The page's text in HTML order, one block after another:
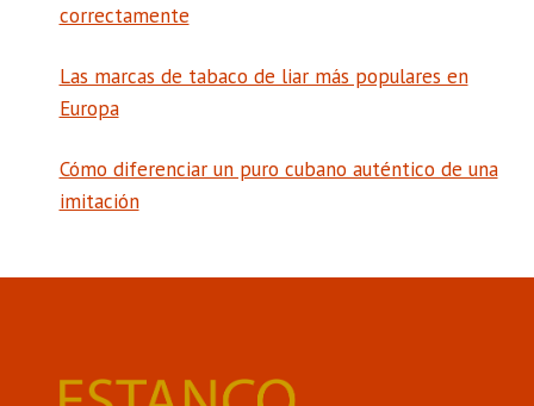
correctamente
Las marcas de tabaco de liar más populares en
Europa
Cómo diferenciar un puro cubano auténtico de una
imitación